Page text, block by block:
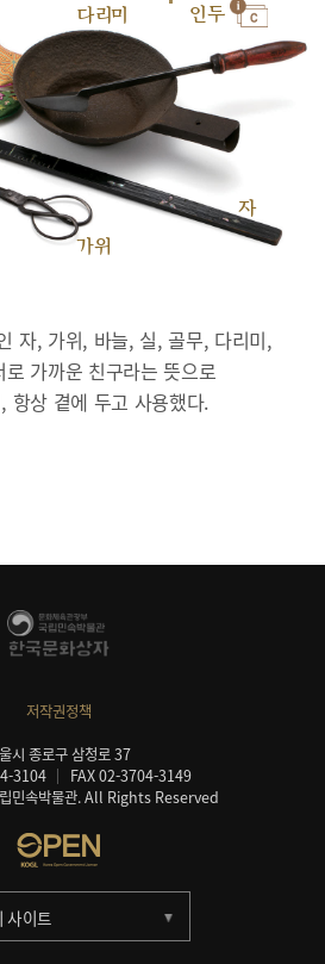
다리미 인두
가위
자
자, 가위, 바늘, 실, 골무, 다리미,
가까운 친구라는 뜻으로
항상 곁에 두고 사용했다.
저작권정책
시 종로구 삼청로 37
3104
FAX 02-3704-3149
민속박물관. All Rights Reserved
사이트